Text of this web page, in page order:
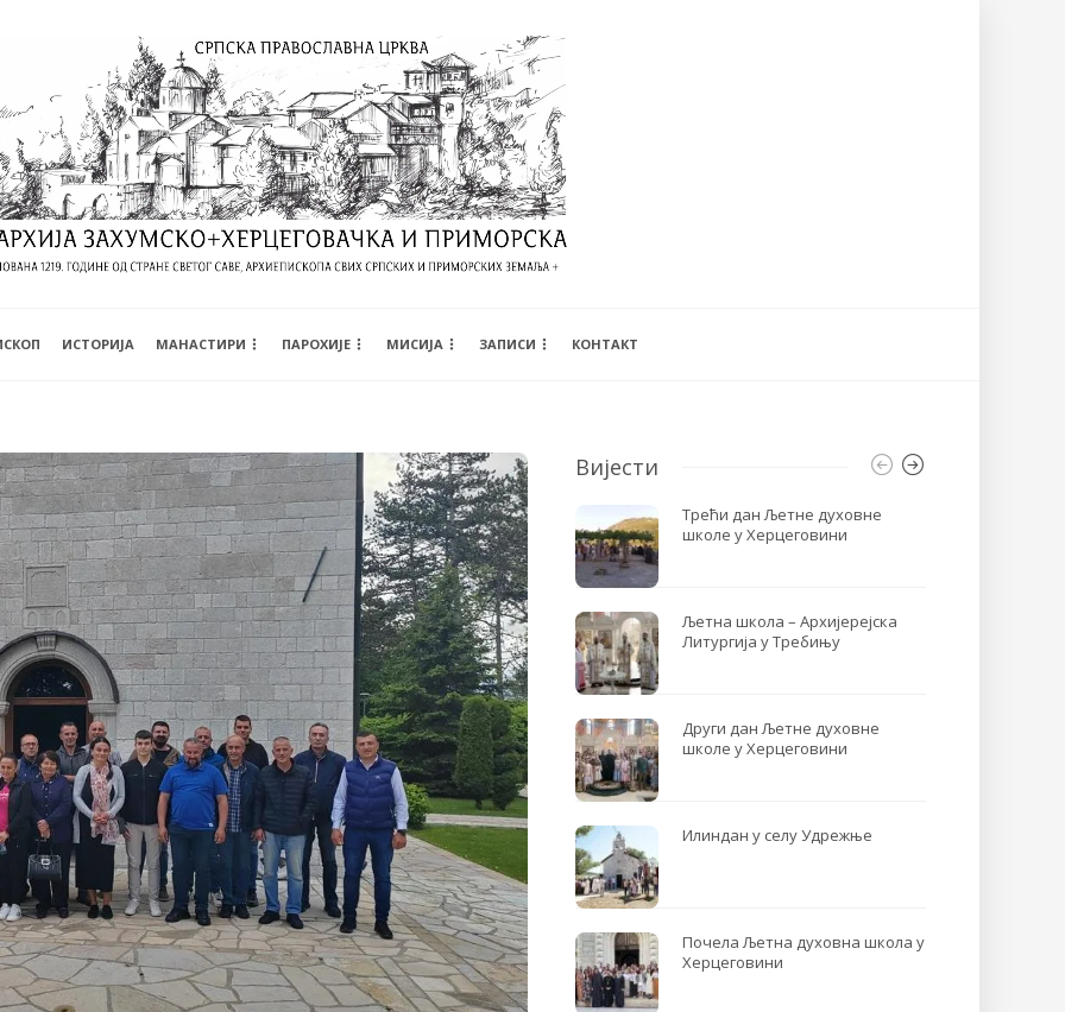
ИСТОРИЈА МАНАСТИРИ ПАРОХИЈЕ МИСИЈА ЗАПИСИ КОНТАКТ
Вијести
Трећи дан Љетне духовне
школе у Херцеговини
Љетна школа – Архијерејска
Литургија у Требињу
Други дан Љетне духовне
школе у Херцеговини
Илиндан у селу Удрежње
Почела Љетна духовна школа у
Херцеговини